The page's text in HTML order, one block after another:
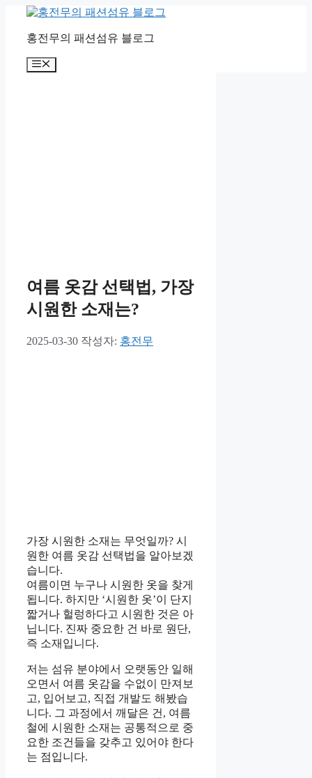
홍전무의 패션섬유 블로그
메
여름 옷감 선택법, 가장
시원한 소재는?
2025-03-30 작성자: 홍전무
가장 시원한 소재는 무엇일까? 시
원한 여름 옷감 선택법을 알아보겠
습니다.
여름이면 누구나 시원한 옷을 찾게
됩니다. 하지만 ‘시원한 옷’이 단지
짧거나 헐렁하다고 시원한 것은 아
닙니다. 진짜 중요한 건 바로 원단,
즉 소재입니다.
저는 섬유 분야에서 오랫동안 일해
오면서 여름 옷감을 수없이 만져보
고, 입어보고, 직접 개발도 해봤습
니다. 그 과정에서 깨달은 건, 여름
철에 시원한 소재는 공통적으로 중
요한 조건들을 갖추고 있어야 한다
는 점입니다.